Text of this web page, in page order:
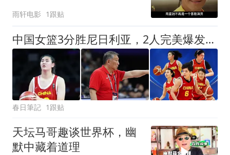
雨轩电影 1跟贴
中国女篮3分胜尼日利亚，2人完美爆发背后，宫鲁鸣3个调整很关键
春日筆記 1跟贴
天坛马哥趣谈世界杯，幽
默中藏着道理